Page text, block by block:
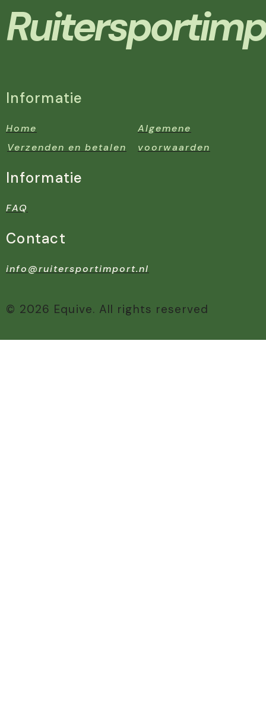
Informatie
Home
Verzenden en betalen
Algemene
voorwaarden
Informatie
FAQ
Contact
info@ruitersportimport.nl
© 2026 Equive. All rights reserved